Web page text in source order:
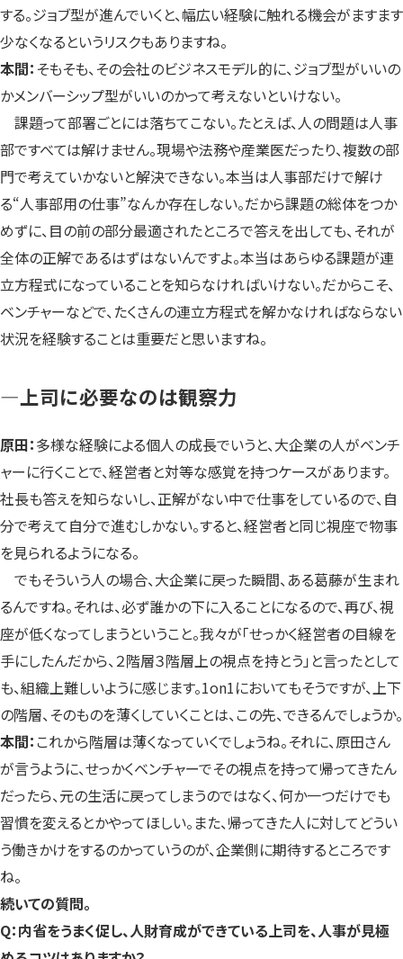
する。ジョブ型が進んでいくと、幅広い経験に触れる機会がますます
少なくなるというリスクもありますね。
本間： そもそも、その会社のビジネスモデル的に、ジョブ型がいいの
かメンバーシップ型がいいのかって考えないといけない。
課題って部署ごとには落ちてこない。たとえば、人の問題は人事
部ですべては解けません。現場や法務や産業医だったり、複数の部
門で考えていかないと解決できない。本当は人事部だけで解け
る“人事部用の仕事”なんか存在しない。だから課題の総体をつか
めずに、目の前の部分最適されたところで答えを出しても、それが
全体の正解であるはずはないんですよ。本当はあらゆる課題が連
立方程式になっていることを知らなければいけない。だからこそ、
ベンチャーなどで、たくさんの連立方程式を解かなければならない
状況を経験することは重要だと思いますね。
—上司に必要なのは観察力
原田：多様な経験による個人の成長でいうと、大企業の人がベンチ
ャーに行くことで、経営者と対等な感覚を持つケースがあります。
社長も答えを知らないし、正解がない中で仕事をしているので、自
分で考えて自分で進むしかない。すると、経営者と同じ視座で物事
を見られるようになる。
でもそういう人の場合、大企業に戻った瞬間、ある葛藤が生まれ
るんですね。それは、必ず誰かの下に入ることになるので、再び、視
座が低くなってしまうということ。我々が「せっかく経営者の目線を
手にしたんだから、２階層３階層上の視点を持とう」と言ったとして
も、組織上難しいように感じます。1on1においてもそうですが、上下
の階層、そのものを薄くしていくことは、この先、できるんでしょうか。
本間： これから階層は薄くなっていくでしょうね。それに、原田さん
が言うように、せっかくベンチャーでその視点を持って帰ってきたん
だったら、元の生活に戻ってしまうのではなく、何か一つだけでも
習慣を変えるとかやってほしい。また、帰ってきた人に対してどうい
う働きかけをするのかっていうのが、企業側に期待するところです
ね。
続いての質問。
Q：内省をうまく促し、人財育成ができている上司を、人事が見極